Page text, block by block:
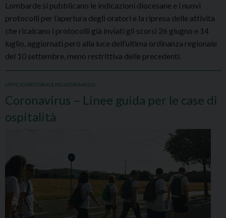
Lombarde si pubblicano le indicazioni diocesane e i nuovi
protocolli per l’apertura degli oratori e la ripresa delle attività
che ricalcano i protocolli già inviati gli scorsi 26 giugno e 14
luglio, aggiornati però alla luce dell’ultima ordinanza regionale
del 10 settembre, meno restrittiva delle precedenti.
UFFICIO PASTORALE PELLEGRINAGGI
Coronavirus – Linee guida per le case di
ospitalità